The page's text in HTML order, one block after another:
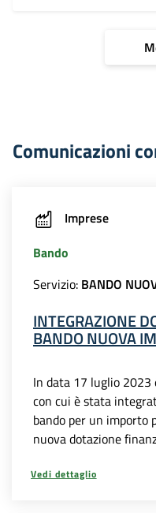
Comunicazioni
Imprese
Bando
Servizio: BANDO
INTEGRAZIONE
BANDO NUOVA
In data 17 luglio 2023
con cui è stata
bando per un importo
nuova dotazione
Vedi dettaglio